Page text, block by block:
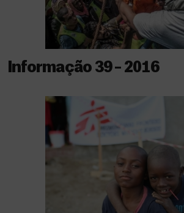
Informação 39 – 2016